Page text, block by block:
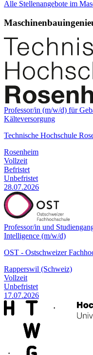
Alle Stellenangebote im
Professor/in (m/w/d) für
Kälteversorgung
Technische Hochschule
Rosenheim
Vollzeit
Befristet
Unbefristet
28.07.2026
Professor/in und
Intelligence (m/w/d)
OST - Ostschweizer
Rapperswil (Schweiz)
Vollzeit
Unbefristet
17.07.2026